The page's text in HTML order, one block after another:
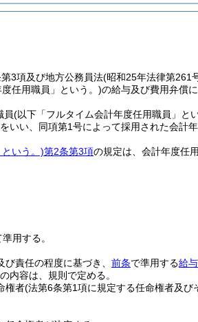
3項及び地方公務員法(昭和25年法律第261
任用職員」という。)の給与及び費用弁償
員(以下「フルタイム会計年度任用職員」と
いい、同項第1号によって採用された会計
いう。)第2条第3項の規定は、会計年度任
用する。
責任の程度に基づき、 前条で準用する給
内容は、規則で定める。
権者(法第6条第1項に規定する任命権者及び